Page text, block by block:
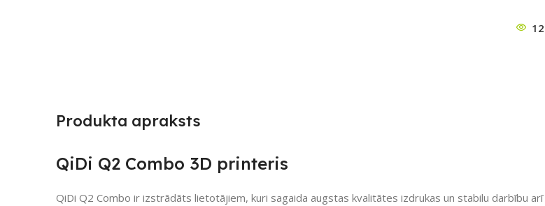
12
Produkta apraksts
QiDi Q2 Combo 3D printeris
QiDi Q2 Combo ir izstrādāts lietotājiem, kuri sagaida augstas kvalitātes izdrukas un stabilu darbību arī